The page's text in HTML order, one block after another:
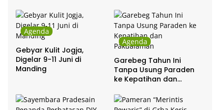
Agenda
Gebyar Kulit Jogja,
Digelar 9-11 Juni di
Manding
Agenda
Garebeg Tahun Ini
Tanpa Usung Paraden
ke Kepatihan dan